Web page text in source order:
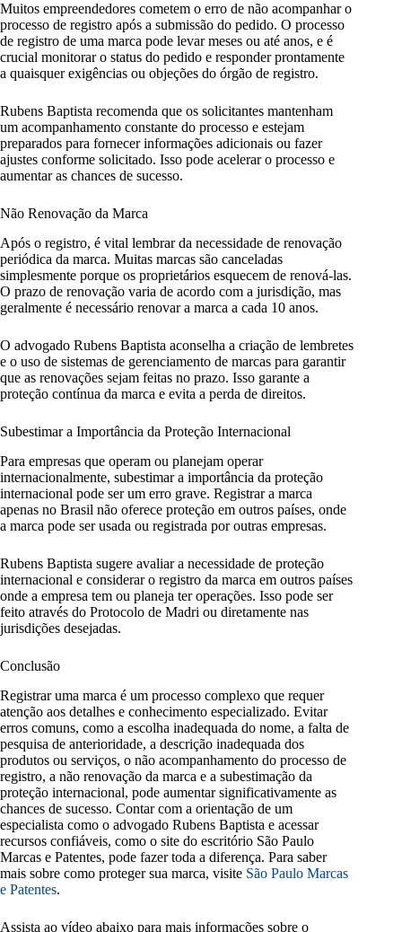
Muitos empreendedores cometem o erro de não acompanhar o
processo de registro após a submissão do pedido. O processo
de registro de uma marca pode levar meses ou até anos, e é
crucial monitorar o status do pedido e responder prontamente
a quaisquer exigências ou objeções do órgão de registro.
Rubens Baptista recomenda que os solicitantes mantenham
um acompanhamento constante do processo e estejam
preparados para fornecer informações adicionais ou fazer
ajustes conforme solicitado. Isso pode acelerar o processo e
aumentar as chances de sucesso.
Não Renovação da Marca
Após o registro, é vital lembrar da necessidade de renovação
periódica da marca. Muitas marcas são canceladas
simplesmente porque os proprietários esquecem de renová-las.
O prazo de renovação varia de acordo com a jurisdição, mas
geralmente é necessário renovar a marca a cada 10 anos.
O advogado Rubens Baptista aconselha a criação de lembretes
e o uso de sistemas de gerenciamento de marcas para garantir
que as renovações sejam feitas no prazo. Isso garante a
proteção contínua da marca e evita a perda de direitos.
Subestimar a Importância da Proteção Internacional
Para empresas que operam ou planejam operar
internacionalmente, subestimar a importância da proteção
internacional pode ser um erro grave. Registrar a marca
apenas no Brasil não oferece proteção em outros países, onde
a marca pode ser usada ou registrada por outras empresas.
Rubens Baptista sugere avaliar a necessidade de proteção
internacional e considerar o registro da marca em outros países
onde a empresa tem ou planeja ter operações. Isso pode ser
feito através do Protocolo de Madri ou diretamente nas
jurisdições desejadas.
Conclusão
Registrar uma marca é um processo complexo que requer
atenção aos detalhes e conhecimento especializado. Evitar
erros comuns, como a escolha inadequada do nome, a falta de
pesquisa de anterioridade, a descrição inadequada dos
produtos ou serviços, o não acompanhamento do processo de
registro, a não renovação da marca e a subestimação da
proteção internacional, pode aumentar significativamente as
chances de sucesso. Contar com a orientação de um
especialista como o advogado Rubens Baptista e acessar
recursos confiáveis, como o site do escritório São Paulo
Marcas e Patentes, pode fazer toda a diferença. Para saber
mais sobre como proteger sua marca, visite São Paulo Marcas
e Patentes.
Assista ao vídeo abaixo para mais informações sobre o